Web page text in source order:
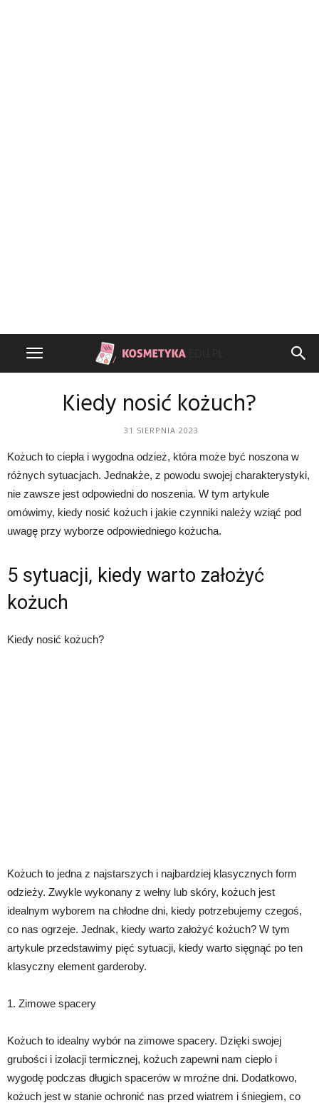
Kiedy nosić kożuch?
31 SIERPNIA 2023
Kożuch to ciepła i wygodna odzież, która może być noszona w
różnych sytuacjach. Jednakże, z powodu swojej charakterystyki,
nie zawsze jest odpowiedni do noszenia. W tym artykule
omówimy, kiedy nosić kożuch i jakie czynniki należy wziąć pod
uwagę przy wyborze odpowiedniego kożucha.
5 sytuacji, kiedy warto założyć
kożuch
Kiedy nosić kożuch?
Kożuch to jedna z najstarszych i najbardziej klasycznych form
odzieży. Zwykle wykonany z wełny lub skóry, kożuch jest
idealnym wyborem na chłodne dni, kiedy potrzebujemy czegoś,
co nas ogrzeje. Jednak, kiedy warto założyć kożuch? W tym
artykule przedstawimy pięć sytuacji, kiedy warto sięgnąć po ten
klasyczny element garderoby.
1. Zimowe spacery
Kożuch to idealny wybór na zimowe spacery. Dzięki swojej
grubości i izolacji termicznej, kożuch zapewni nam ciepło i
wygodę podczas długich spacerów w mroźne dni. Dodatkowo,
kożuch jest w stanie ochronić nas przed wiatrem i śniegiem, co